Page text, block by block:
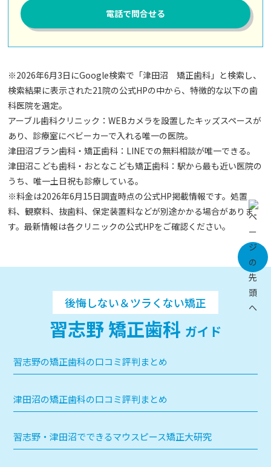
電話で問合せる
※2026年6月3日にGoogle検索で「津田沼 矯正歯科」と検索し、
検索結果に表示された21院の公式HPの中から、特徴的な以下の歯
科医院を選定。
アーブル歯科クリニック：WEBカメラを設置したキッズスペースが
あり、診療室にベビーカーで入れる唯一の医院。
津田沼ブラン歯科・矯正歯科：LINEでの無料相談が唯一できる。
津田沼こども歯科・おとなこども矯正歯科：駅から最も近い医院の
うち、唯一土日祝も診療している。
※料金は2026年6月15日調査時点の公式HP掲載情報です。処置
料、観察料、抜歯料、保定装置料などが別途かかる場合がありま
す。最新情報は各クリニックの公式HPをご確認ください。
後悔しない＆ツラくない矯正
習志野 矯正歯科 ガイド
習志野の矯正歯科の口コミ評判まとめ
津田沼の矯正歯科の口コミ評判まとめ
習志野・津田沼でできるマウスピース矯正大研究